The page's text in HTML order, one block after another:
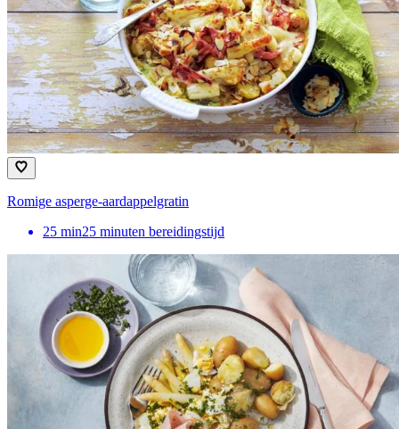
Romige asperge-aardappelgratin
25 min25 minuten bereidingstijd